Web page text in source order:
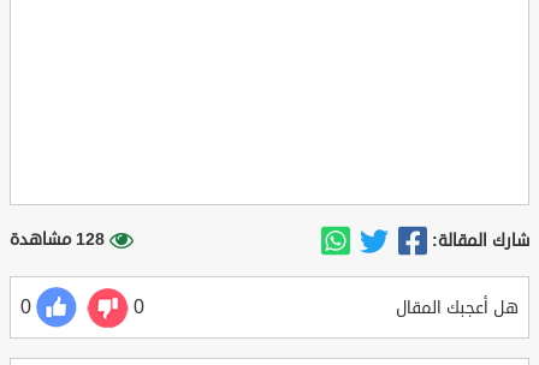
شارك المقالة: 128 مشاهدة
هل أعجبك المقال 0
0